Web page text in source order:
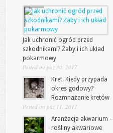
Jak uchronić ogród przed
szkodnikami? Żaby i ich układ
pokarmowy
Posted on paź 30, 2017
Kret. Kiedy przypada
okres godowy?
Rozmnażanie kretów
Posted on paź 11, 2017
Aranżacja akwarium –
rośliny akwariowe